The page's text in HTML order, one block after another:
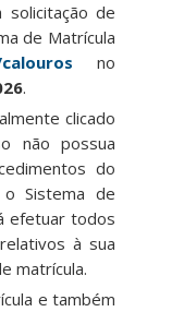
de
de Matrícula
no
.
clicado
não possua
do
Sistema de
efetuar todos
à sua
matrícula.
e também